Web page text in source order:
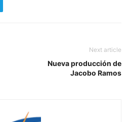
Next article
Nueva producción de
Jacobo Ramos